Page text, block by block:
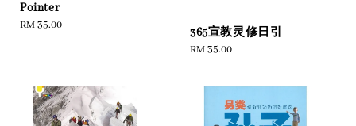
Pointer
Regular
RM 35.00
365宣教灵修日引
Regular
RM 35.00